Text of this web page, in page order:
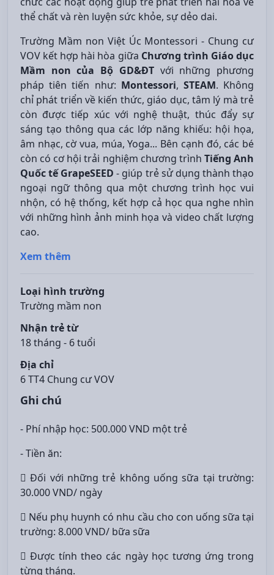
thể chất và rèn luyện sức khỏe, sự dẻo dai.
Trường Mầm non Việt Úc Montessori - Chung cư
VOV kết hợp hài hòa giữa Chương trình Giáo dục
Mầm non của Bộ GD&ĐTvới những phương
pháp tiên tiến như: Montessori, STEAM. Không
chỉ phát triển về kiến thức, giáo dục, tâm lý mà trẻ
còn được tiếp xúc với nghệ thuật, thúc đẩy sự
sáng tạo thông qua các lớp năng khiếu: hội họa,
âm nhạc, cờ vua, múa, Yoga... Bên cạnh đó, các bé
còn có cơ hội trải nghiệm chương trình Tiếng Anh
Quốc tế GrapeSEED- giúp trẻ sử dụng thành thạo
ngoại ngữ thông qua một chương trình học vui
nhộn, có hệ thống, kết hợp cả học qua nghe nhìn
với những hình ảnh minh họa và video chất lượng
cao.
Xem thêm
Loại hình trường
Trường mầm non
Nhận trẻ từ
18 tháng - 6 tuổi
Địa chỉ
6 TT4 Chung cư VOV
Ghi chú
- Phí nhập học: 500.000 VND một trẻ
- Tiền ăn:
 Đối với những trẻ không uống sữa tại trường:
30.000 VND/ ngày
 Nếu phụ huynh có nhu cầu cho con uống sữa tại
trường: 8.000 VND/ bữa sữa
 Được tính theo các ngày học tương ứng trong
từng tháng.